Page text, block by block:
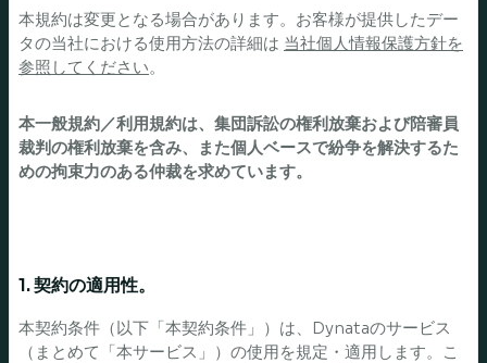
本規約は変更となる場合があります。お客様が提供したデー
タの当社における使用方法の詳細は 当社個人情報保護方針を
参照してください。
本一般規約／利用規約は、集団訴訟の権利放棄および陪審員
裁判の権利放棄を含み、また個人ベースで紛争を解決するた
めの拘束力のある仲裁を求めています。
1. 契約の適用性。
本契約条件（以下「本契約条件」）は、Dynataのサービス
（まとめて「本サービス」）の使用を規定・適用します。こ